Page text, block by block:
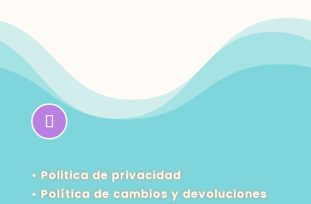
• Politica de privacidad
•Política de cambios y devoluciones